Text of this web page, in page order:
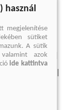
találat
nyilatkozat
használ
megjelenítése
sütiket
A sütik
azok
ide kattintva